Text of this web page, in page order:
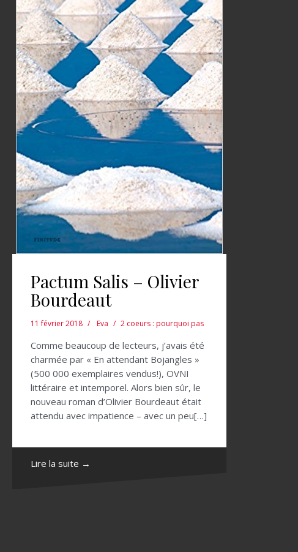
Pactum Salis – Olivier
Bourdeaut
11 février 2018 Eva 2 coeurs : pourquoi pas
Comme beaucoup de lecteurs, j’avais été
charmée par « En attendant Bojangles »
(500 000 exemplaires vendus!), OVNI
littéraire et intemporel. Alors bien sûr, le
nouveau roman d’Olivier Bourdeaut était
attendu avec impatience – avec un peu[…]
Lire la suite →